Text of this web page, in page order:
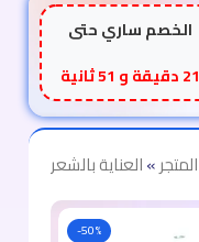
الخصم ساري حتى
21 دقيقة و 50 ثانية
المتجر»العناية بالشعر
-50%